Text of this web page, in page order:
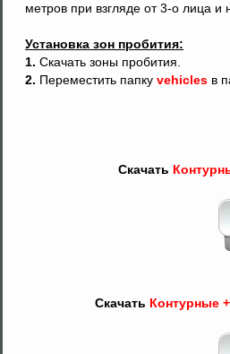
метров при взгляде от 3-о лица и
Установка зон пробития:
1. Скачать зоны пробития.
2. Переместить папку vehicles в
Скачать
Скачать Контурные